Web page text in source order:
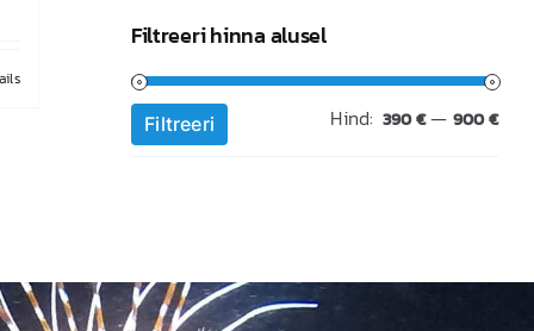
Filtreeri hinna alusel
Filtreeri Hind: 390 €— 900 €